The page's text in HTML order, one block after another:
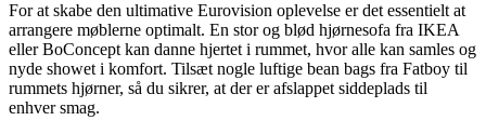
For at skabe den ultimative Eurovision oplevelse er det essentielt at
arrangere møblerne optimalt. En stor og blød hjørnesofa fra IKEA
eller BoConcept kan danne hjertet i rummet, hvor alle kan samles og
nyde showet i komfort. Tilsæt nogle luftige bean bags fra Fatboy til
rummets hjørner, så du sikrer, at der er afslappet siddeplads til
enhver smag.